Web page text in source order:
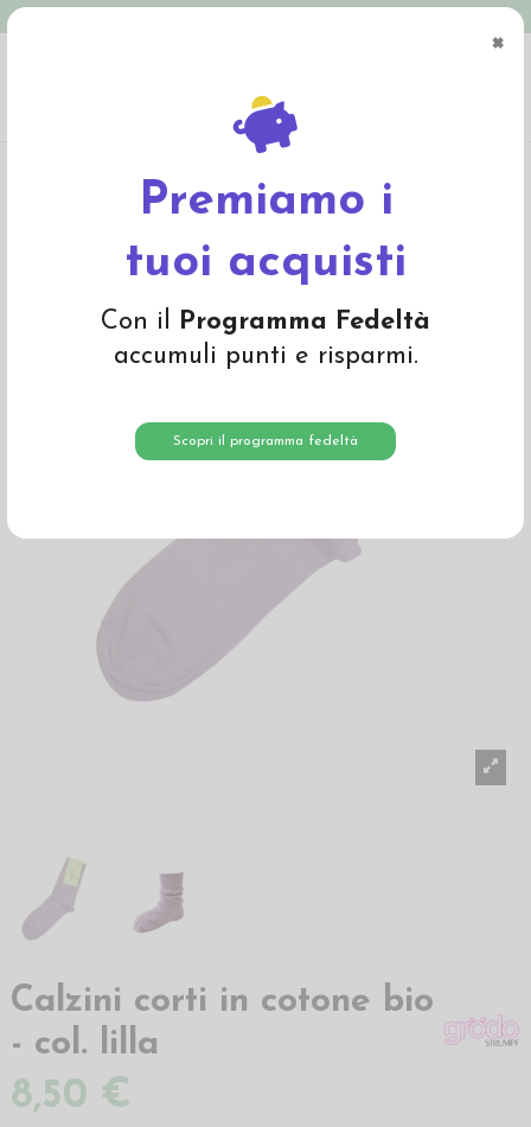
×
Premiamo i
tuoi acquisti
Con il Programma Fedeltà
accumuli punti e risparmi.
Scopri il programma fedeltà
Calzini corti in cotone bio
- col. lilla
8,50 €